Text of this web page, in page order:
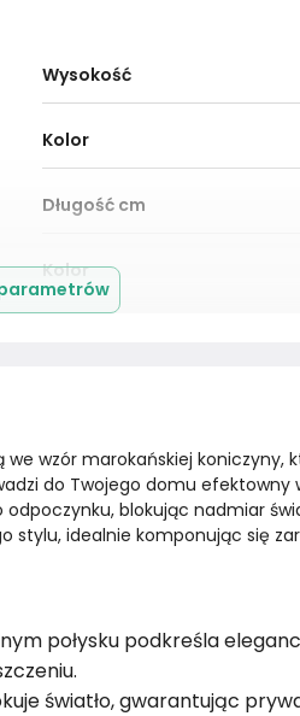
Wysokość
Kolor
Długość cm
Kolor
wzór marokańskiej koniczyny,
do Twojego domu efektowny
blokując nadmiar
stylu, idealnie komponując się
połysku podkreśla
światło, gwarantując